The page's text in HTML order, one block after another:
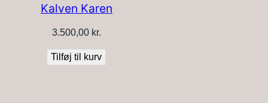
Kalven Karen
3.500,00 kr.
Tilføj til kurv